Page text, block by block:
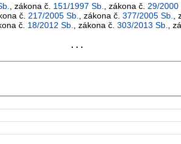
, zákona č. 151/1997 Sb. , zákona č. 29/2000
č. 217/2005 Sb. , zákona č. 377/2005 Sb.
č. 18/2012 Sb. , zákona č. 303/2013 Sb. ,
. . .